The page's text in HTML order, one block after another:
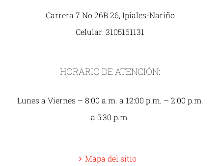
Carrera 7 No 26B 26, Ipiales-Nariño
Celular: 3105161131
HORARIO DE ATENCIÓN:
Lunes a Viernes – 8:00 a.m. a 12:00 p.m. – 2:00 p.m.
a 5:30 p.m.
Mapa del sitio